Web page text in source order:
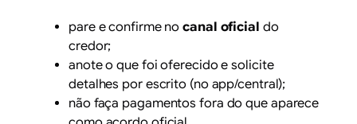
pare e confirme nocanal oficial do
credor;
anote o que foi oferecido e solicite
detalhes por escrito (no app/central);
não faça pagamentos fora do que aparece